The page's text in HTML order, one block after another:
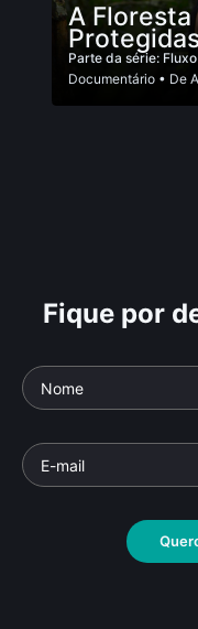
A
Parte da série:
Documentário • De
Fique por